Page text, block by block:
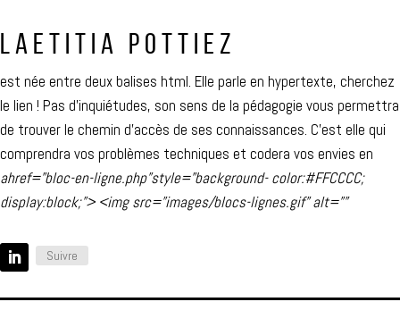
LAETITIA POTTIEZ
est née entre deux balises html. Elle parle en hypertexte, cherchez
le lien ! Pas d’inquiétudes, son sens de la pédagogie vous permettra
de trouver le chemin d’accès de ses connaissances. C’est elle qui
comprendra vos problèmes techniques et codera vos envies en
ahref=”bloc-en-ligne.php”style=”background- color:#FFCCCC;
display:block;”> <img src=”images/blocs-lignes.gif” alt=””
Suivre